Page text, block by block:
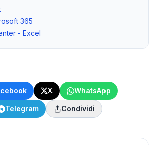
365
- Excel
X WhatsApp
Telegram Condividi